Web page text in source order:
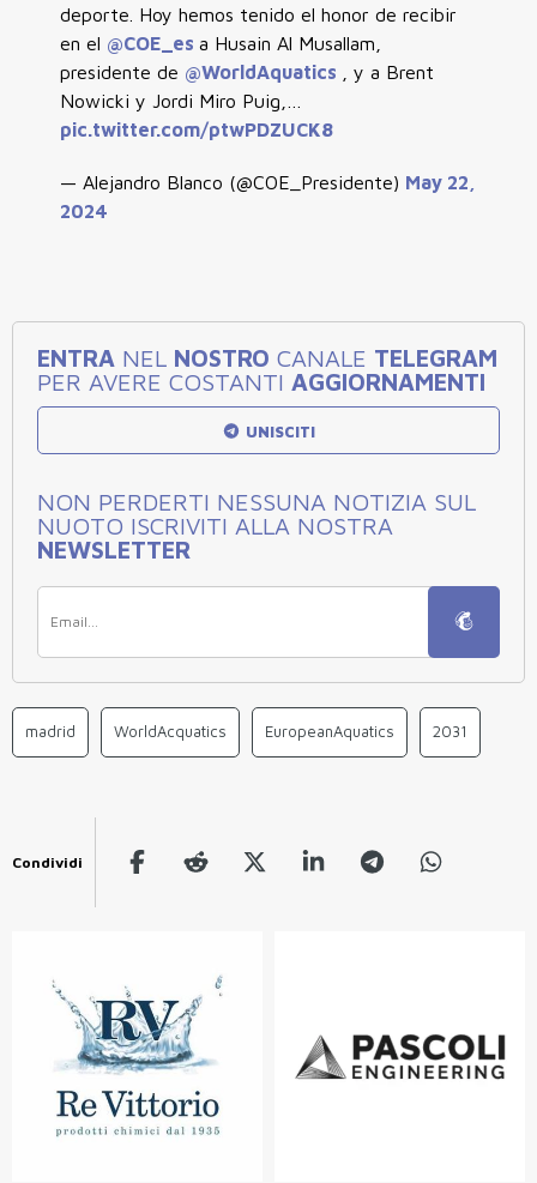
deporte. Hoy hemos tenido el honor de recibir
en el @COE_es a Husain Al Musallam,
presidente de @WorldAquatics
, y a Brent
Nowicki y Jordi Miro Puig,…
pic.twitter.com/ptwPDZUCK8
— Alejandro Blanco (@COE_Presidente) May 22,
2024
ENTRA NEL NOSTRO CANALE TELEGRAM
PER AVERE COSTANTI AGGIORNAMENTI
UNISCITI
NON PERDERTI NESSUNA NOTIZIA SUL
NUOTO ISCRIVITI ALLA NOSTRA
NEWSLETTER
madrid WorldAcquatics EuropeanAquatics 2031
Condividi